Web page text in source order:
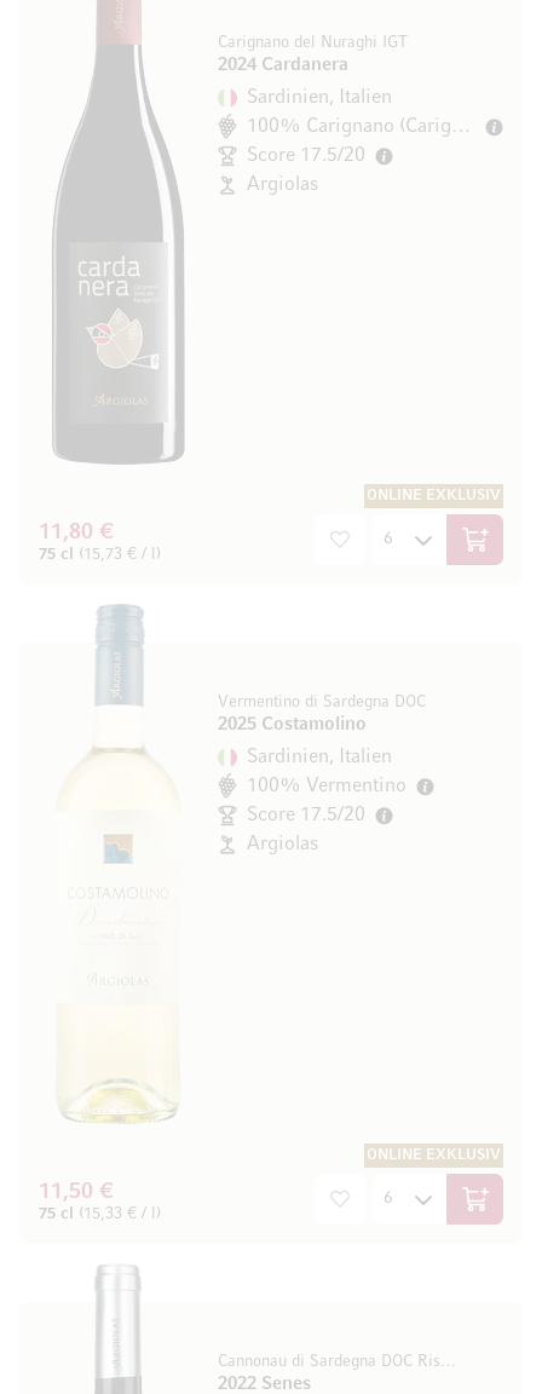
Carignano del Nuraghi IGT
2024 Cardanera
Sardinien, Italien
100% Carignano (Carignan)
Score 17.5/20
Argiolas
ONLINE EXKLUSIV
11,80 €
75 cl (15,73 € / l) In den
Vermentino di Sardegna DOC
2025 Costamolino
Sardinien, Italien
100% Vermentino
Score 17.5/20
Argiolas
ONLINE EXKLUSIV
11,50 €
75 cl (15,33 € / l) In den
Cannonau di Sardegna DOC Riserva
2022 Senes